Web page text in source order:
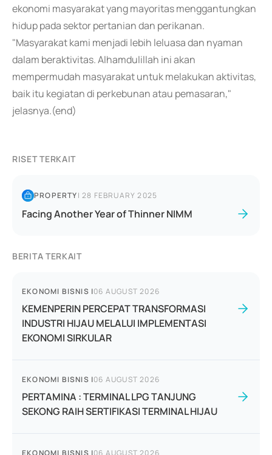
ekonomi masyarakat yang mayoritas menggantungkan
hidup pada sektor pertanian dan perikanan.
"Masyarakat kami menjadi lebih leluasa dan nyaman
dalam beraktivitas. Alhamdulillah ini akan
mempermudah masyarakat untuk melakukan aktivitas,
baik itu kegiatan di perkebunan atau pemasaran,"
jelasnya.(end)
RISET TERKAIT
PROPERTY|28 FEBRUARY 2025
Facing Another Year of Thinner NIMM
BERITA TERKAIT
EKONOMI BISNIS |06 AUGUST 2026
KEMENPERIN PERCEPAT TRANSFORMASI
INDUSTRI HIJAU MELALUI IMPLEMENTASI
EKONOMI SIRKULAR
EKONOMI BISNIS |06 AUGUST 2026
PERTAMINA : TERMINAL LPG TANJUNG
SEKONG RAIH SERTIFIKASI TERMINAL HIJAU
EKONOMI BISNIS |06 AUGUST 2026